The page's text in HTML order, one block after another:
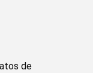
de